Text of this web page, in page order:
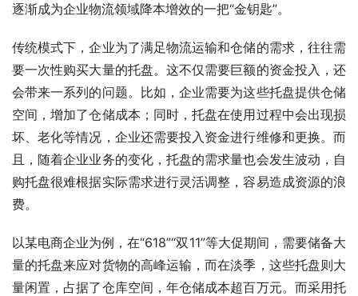
逐渐成为企业物流领域降本增效的一把“金钥匙”。
传统模式下，企业为了满足物流运输和仓储的需求，往往需
要一次性购买大量的托盘。这不仅需要巨额的资金投入，还
会带来一系列的问题。比如，企业需要为这些托盘提供仓储
空间，增加了仓储成本；同时，托盘在使用过程中会出现损
坏、老化等情况，企业还需要投入资金进行维修和更换。而
且，随着企业业务的变化，托盘的需求量也会发生波动，自
购托盘很难根据实际需求进行灵活调整，容易造成资源的浪
费。
以某电商企业为例，在“618”“双11”等大促期间，需要储备大
量的托盘来应对货物的高峰运输，而在淡季，这些托盘则大
量闲置，占据了仓库空间，年仓储成本超百万元。而采用托